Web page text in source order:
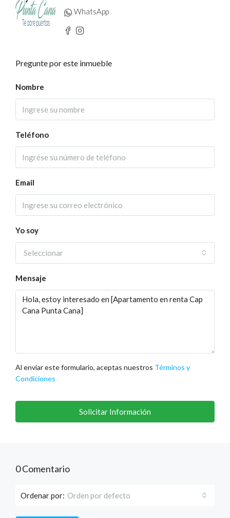
WhatsApp
Pregunte por este inmueble
Nombre
Teléfono
Email
Yo soy
Seleccionar
Mensaje
Al enviar este formulario, aceptas nuestros Términos y
Condiciones
Solicitar Información
0 Comentario
Ordenar por: Orden por defecto